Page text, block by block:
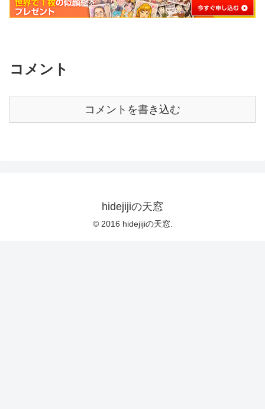
コメント
コメントを書き込む
hidejijiの天窓
© 2016 hidejijiの天窓.